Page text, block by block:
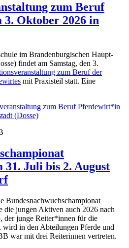
zum Beruf
Oktober 2026 in
im Brandenburgischen Haupt-
findet am Samstag, den 3.
zum Beruf der
mit Praxisteil statt. Eine
zum Beruf Pferdewirt*in
(Dosse)
Juli bis 2. August
Bundesnachwuchschampionat
jungen Aktiven auch 2026 nach
der junge Reiter*innen für die
in den Abteilungen Pferde und
war mit drei Reiterinnen vertreten.